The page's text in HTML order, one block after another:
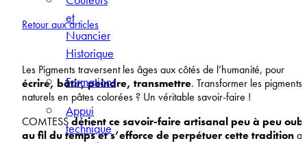
et
Nuancier
Historique
Formations
Appui
technique
Retour aux articles
Les Pigments traversent les âges aux côtés de l’humanité, pour
écrire, bâtir, peindre, transmettre. Transformer les pigments
naturels en pâtes colorées ? Un véritable savoir-faire !
COMTESSdétient ce savoir-faire artisanal peu à peu
au fil du temps et s’efforce de perpétuer cette tradition